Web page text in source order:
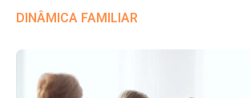
DINÂMICA FAMILIAR